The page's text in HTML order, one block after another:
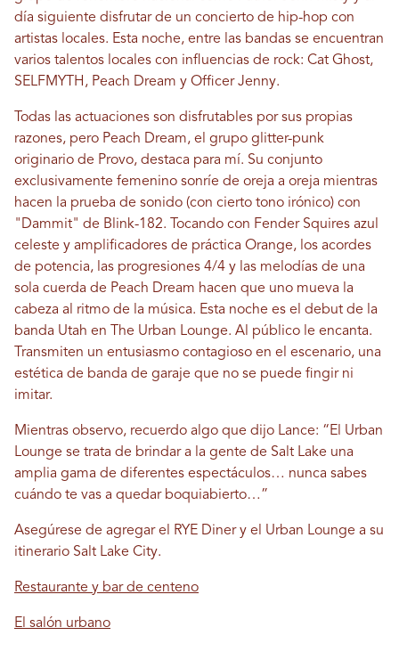
día siguiente disfrutar de un concierto de hip-hop con
artistas locales. Esta noche, entre las bandas se encuentran
varios talentos locales con influencias de rock: Cat Ghost,
SELFMYTH, Peach Dream y Officer Jenny.
Todas las actuaciones son disfrutables por sus propias
razones, pero Peach Dream, el grupo glitter-punk
originario de Provo, destaca para mí. Su conjunto
exclusivamente femenino sonríe de oreja a oreja mientras
hacen la prueba de sonido (con cierto tono irónico) con
"Dammit" de Blink-182. Tocando con Fender Squires azul
celeste y amplificadores de práctica Orange, los acordes
de potencia, las progresiones 4/4 y las melodías de una
sola cuerda de Peach Dream hacen que uno mueva la
cabeza al ritmo de la música. Esta noche es el debut de la
banda Utah en The Urban Lounge. Al público le encanta.
Transmiten un entusiasmo contagioso en el escenario, una
estética de banda de garaje que no se puede fingir ni
imitar.
Mientras observo, recuerdo algo que dijo Lance: “El Urban
Lounge se trata de brindar a la gente de Salt Lake una
amplia gama de diferentes espectáculos… nunca sabes
cuándo te vas a quedar boquiabierto…”
Asegúrese de agregar el RYE Diner y el Urban Lounge a su
itinerario Salt Lake City.
Restaurante y bar de centeno
El salón urbano